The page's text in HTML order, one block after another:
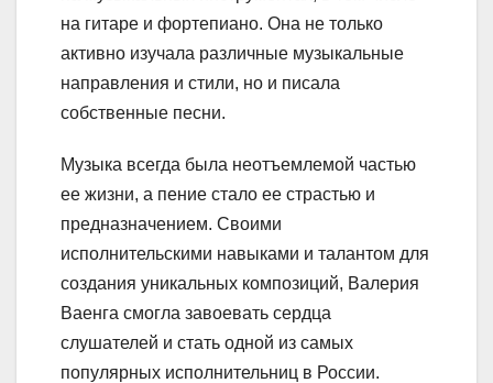
на гитаре и фортепиано. Она не только
активно изучала различные музыкальные
направления и стили, но и писала
собственные песни.
Музыка всегда была неотъемлемой частью
ее жизни, а пение стало ее страстью и
предназначением. Своими
исполнительскими навыками и талантом для
создания уникальных композиций, Валерия
Ваенга смогла завоевать сердца
слушателей и стать одной из самых
популярных исполнительниц в России.